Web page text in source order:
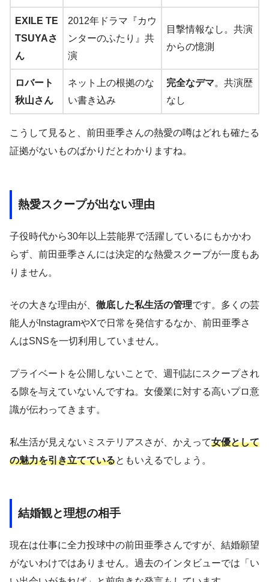
EXILE TE
TSUYAさ
ん
2012年ドラマ『カウ
ンターのふたり』共
演
目撃情報なし。共演
からの憶測
ロバート
秋山さん
ネット上の根拠のな
い書き込み
完全なデマ。共演歴
なし
こうして見ると、前田亜季さんの熱愛の噂はどれも確たる
証拠がないものばかりだとわかりますね。
熱愛スクープが出ない理由
子役時代から30年以上芸能界で活躍しているにもかかわ
らず、前田亜季さんには決定的な熱愛スクープが一度もあ
りません。
その大きな理由が、 徹底した私生活の管理です。多くの芸
能人がInstagramやXで日常を発信するなか、前田亜季さ
んはSNSを一切利用していません。
プライベートを公開しないことで、週刊誌にスクープされ
る隙を与えていないんですね。女優業に対する高いプロ意
識が伝わってきます。
私生活が見えないミステリアスさが、かえって女優として
の魅力を引き立てているともいえるでしょう。
結婚観と理想の相手
現在は仕事に全力投球中の前田亜季さんですが、結婚願望
がないわけではありません。過去のインタビューでは「い